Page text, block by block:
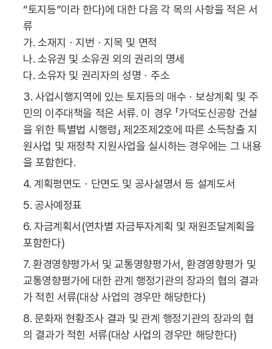
“토지등”이라 한다)에 대한 다음 각 목의 사항을 적은 서
류
가. 소재지ㆍ지번ㆍ지목 및 면적
나. 소유권 및 소유권 외의 권리의 명세
다. 소유자 및 권리자의 성명ㆍ주소
3. 사업시행지역에 있는 토지등의 매수ㆍ보상계획 및 주
민의 이주대책을 적은 서류. 이 경우 「가덕도신공항 건설
을 위한 특별법 시행령」 제2조제2호에 따른 소득창출 지
원사업 및 재정착 지원사업을 실시하는 경우에는 그 내용
을 포함한다.
4. 계획평면도ㆍ단면도 및 공사설명서 등 설계도서
5. 공사예정표
6. 자금계획서(연차별 자금투자계획 및 재원조달계획을
포함한다)
7. 환경영향평가서 및 교통영향평가서, 환경영향평가 및
교통영향평가에 대한 관계 행정기관의 장과의 협의 결과
가 적힌 서류(대상 사업의 경우만 해당한다)
8. 문화재 현황조사 결과 및 관계 행정기관의 장과의 협
의 결과가 적힌 서류(대상 사업의 경우만 해당한다)